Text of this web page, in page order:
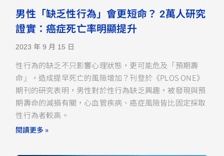
男性「缺乏性行為」會更短命？ 2萬人研究
證實：癌症死亡率明顯提升
2023 年 9 月 15 日
性行為的缺乏不只影響心理狀態，更可能危及「預期壽
命」，造成提早死亡的風險增加？刊登於《PLOS ONE》
期刊的研究表明，男性對於性行為缺乏興趣，被發現與預
期壽命的減損有關，心血管疾病、癌症風險皆比固定採取
性行為者較高。
閱讀更多 »